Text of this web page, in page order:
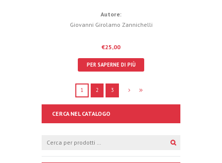
Autore:
Giovanni Girolamo Zannichelli
€25,00
PER SAPERNE DI PIÙ
1 2 3
CERCA NEL CATALOGO